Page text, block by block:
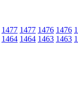
1477 1477 1476 1476
1464 1464 1463 1463